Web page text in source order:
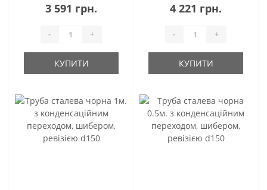
3 591 грн.
- +
КУПИТИ
4 221 грн.
- +
КУПИТИ